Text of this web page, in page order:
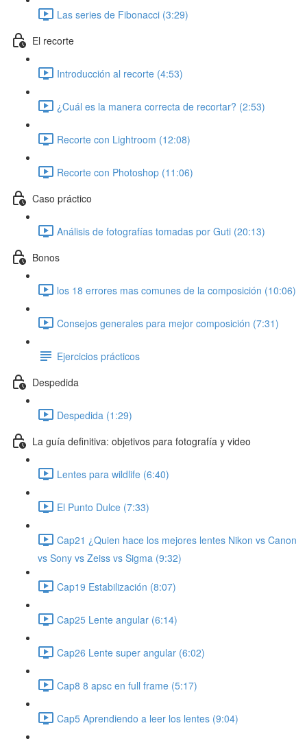
Las series de Fibonacci (3:29)
El recorte
Introducción al recorte (4:53)
¿Cuál es la manera correcta de recortar? (2:53)
Recorte con Lightroom (12:08)
Recorte con Photoshop (11:06)
Caso práctico
Análisis de fotografías tomadas por Guti (20:13)
Bonos
los 18 errores mas comunes de la composición (10:06)
Consejos generales para mejor composición (7:31)
Ejercicios prácticos
Despedida
Despedida (1:29)
La guía definitiva: objetivos para fotografía y video
Lentes para wildlife (6:40)
El Punto Dulce (7:33)
Cap21 ¿Quien hace los mejores lentes Nikon vs Canon
vs Sony vs Zeiss vs Sigma (9:32)
Cap19 Estabilización (8:07)
Cap25 Lente angular (6:14)
Cap26 Lente super angular (6:02)
Cap8 8 apsc en full frame (5:17)
Cap5 Aprendiendo a leer los lentes (9:04)